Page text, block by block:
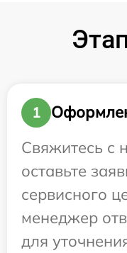
1
Свяжитесь с
оставьте
сервисного
менеджер
для